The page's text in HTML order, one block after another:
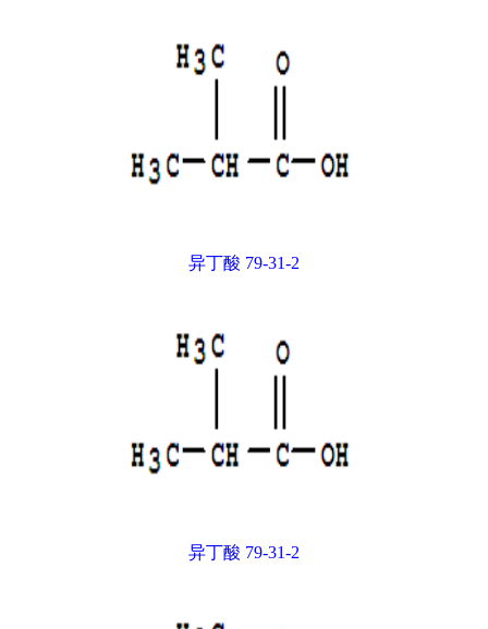
异丁酸 79-31-2
异丁酸 79-31-2